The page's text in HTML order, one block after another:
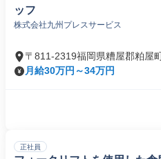
ッフ
株式会社九州プレスサービス
〒811-2319福岡県糟屋郡粕屋
月給30万円～34万円
正社員